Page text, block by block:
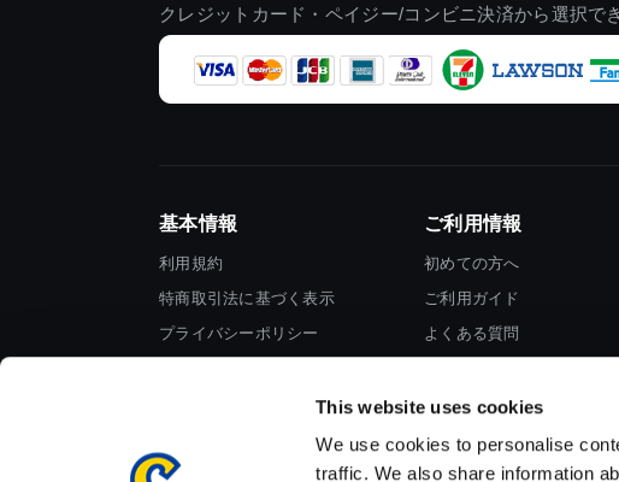
This website uses cookies
We use cookies to personalise
traffic. We also share information
クレジットカード・ペイジー/コンビニ決済から選択で
基本情報
利用規約
特商取引法に基づく表示
プライバシーポリシー
ご利用情報
初めての方へ
ご利用ガイド
よくある質問